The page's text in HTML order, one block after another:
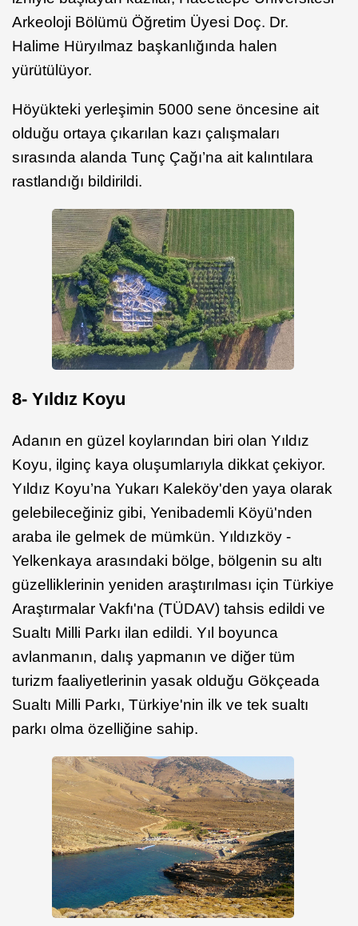
Arkeoloji Bölümü Öğretim Üyesi Doç. Dr.
Halime Hüryılmaz başkanlığında halen
yürütülüyor.
Höyükteki yerleşimin 5000 sene öncesine ait
olduğu ortaya çıkarılan kazı çalışmaları
sırasında alanda Tunç Çağı’na ait kalıntılara
rastlandığı bildirildi.
8- Yıldız Koyu
Adanın en güzel koylarından biri olan Yıldız
Koyu, ilginç kaya oluşumlarıyla dikkat çekiyor.
Yıldız Koyu’na Yukarı Kaleköy'den yaya olarak
gelebileceğiniz gibi, Yenibademli Köyü'nden
araba ile gelmek de mümkün. Yıldızköy -
Yelkenkaya arasındaki bölge, bölgenin su altı
güzelliklerinin yeniden araştırılması için Türkiye
Araştırmalar Vakfı'na (TÜDAV) tahsis edildi ve
Sualtı Milli Parkı ilan edildi. Yıl boyunca
avlanmanın, dalış yapmanın ve diğer tüm
turizm faaliyetlerinin yasak olduğu Gökçeada
Sualtı Milli Parkı, Türkiye'nin ilk ve tek sualtı
parkı olma özelliğine sahip.